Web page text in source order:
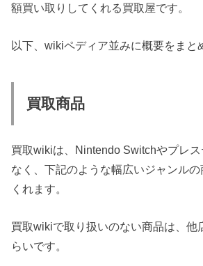
額買い取りしてくれる買取屋です。
以下、wikiペディア並みに概要をまと
買取商品
買取wikiは、Nintendo Switchやプレ
なく、下記のような幅広いジャンル
くれます。
買取wikiで取り扱いのない商品は、他
らいです。